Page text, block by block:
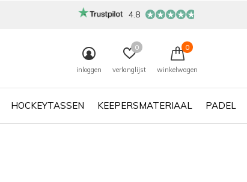
HOCKEYTASSEN KEEPERSMATERIAAL PADEL
inloggen verlanglijst
0
winkelwagen
0
4.8